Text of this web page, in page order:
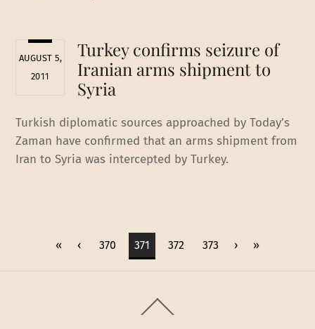
AUGUST 5,
2011
Turkey confirms seizure of
Iranian arms shipment to
Syria
Turkish diplomatic sources approached by Today’s
Zaman have confirmed that an arms shipment from
Iran to Syria was intercepted by Turkey.
« ‹ 370 371 372 373 › »
To